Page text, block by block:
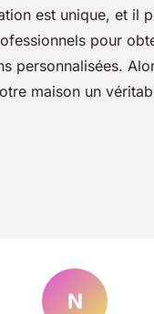
est unique, et il
pour
personnalisées.
maison un
N